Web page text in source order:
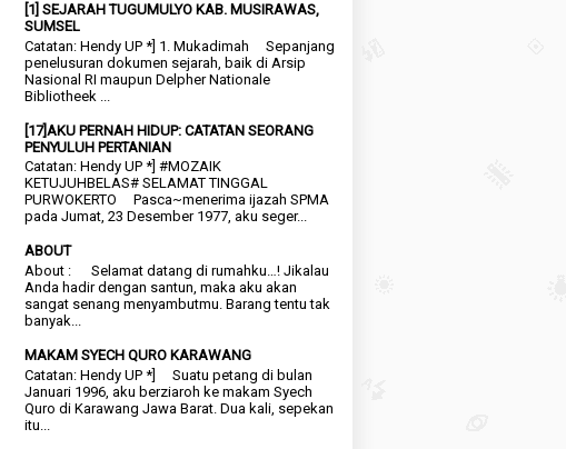
[1] SEJARAH TUGUMULYO KAB. MUSIRAWAS,
SUMSEL
Catatan: Hendy UP *] 1. Mukadimah Sepanjang
penelusuran dokumen sejarah, baik di Arsip
Nasional RI maupun Delpher Nationale
Bibliotheek ...
[17]AKU PERNAH HIDUP: CATATAN SEORANG
PENYULUH PERTANIAN
Catatan: Hendy UP *] #MOZAIK
KETUJUHBELAS# SELAMAT TINGGAL
PURWOKERTO Pasca~menerima ijazah SPMA
pada Jumat, 23 Desember 1977, aku seger...
ABOUT
About : Selamat datang di rumahku…! Jikalau
Anda hadir dengan santun, maka aku akan
sangat senang menyambutmu. Barang tentu tak
banyak...
MAKAM SYECH QURO KARAWANG
Catatan: Hendy UP *] Suatu petang di bulan
Januari 1996, aku berziaroh ke makam Syech
Quro di Karawang Jawa Barat. Dua kali, sepekan
itu...